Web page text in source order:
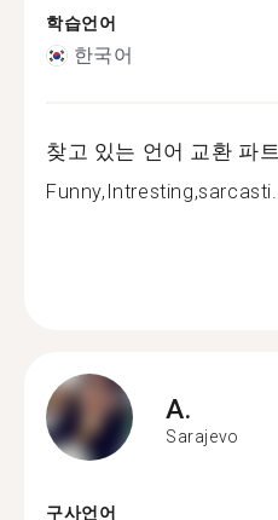
학습언어
한국어
찾고 있는 언어 교환 파
A.
Sarajevo
구사언어